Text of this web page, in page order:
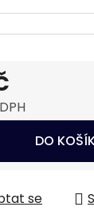
DO
se